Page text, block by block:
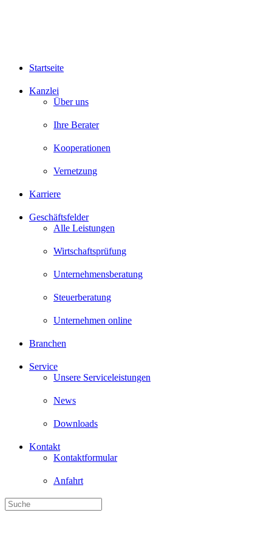
Startseite
Kanzlei
Über uns
Ihre Berater
Kooperationen
Vernetzung
Karriere
Geschäftsfelder
Alle Leistungen
Wirtschaftsprüfung
Unternehmensberatung
Steuerberatung
Unternehmen online
Branchen
Service
Unsere Serviceleistungen
News
Downloads
Kontakt
Kontaktformular
Anfahrt